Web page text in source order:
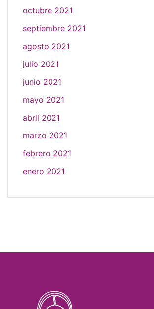
octubre 2021
septiembre 2021
agosto 2021
julio 2021
junio 2021
mayo 2021
abril 2021
marzo 2021
febrero 2021
enero 2021